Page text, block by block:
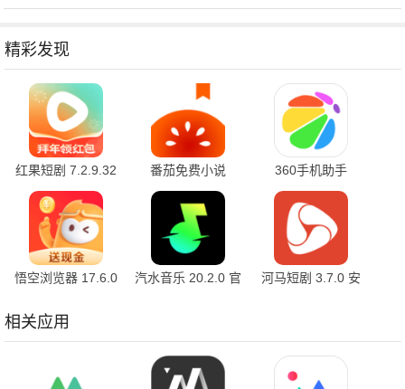
精彩发现
红果短剧 7.2.9.32
官方版
番茄免费小说
7.2.9.32 安卓版
360手机助手
10.2.2 官方版
悟空浏览器 17.6.0
汽水音乐 20.2.0 官
河马短剧 3.7.0 安
相关应用